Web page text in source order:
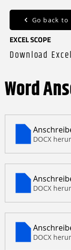
Go back to
EXCEL SCOPE
Download
Word
DOCX
DOCX
DOCX